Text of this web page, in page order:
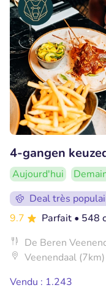
4-gangen
Aujourd'hui
Deal très
9.7
Parfait • 548
De Beren
Veenendaal (7km)
Vendu : 1.243